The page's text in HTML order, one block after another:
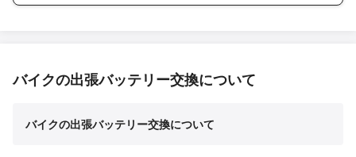
バイクの出張バッテリー交換について
バイクの出張バッテリー交換について